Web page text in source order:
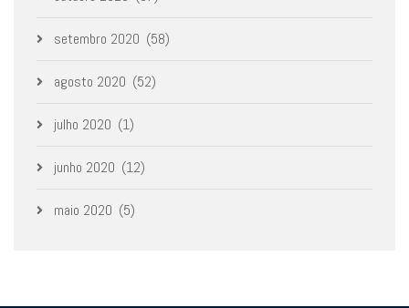
setembro 2020 (58)
agosto 2020 (52)
julho 2020 (1)
junho 2020 (12)
maio 2020 (5)